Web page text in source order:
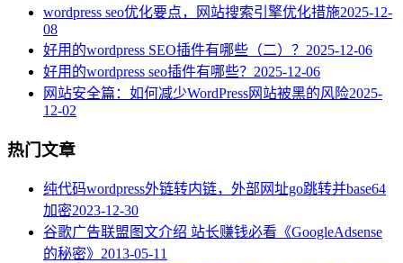
wordpress seo优化要点，网站搜索引擎优化措施2025-12-
08
好用的wordpress SEO插件有哪些（二）？ 2025-12-06
好用的wordpress seo插件有哪些？ 2025-12-06
网站安全篇：如何减少WordPress网站被黑的风险2025-
12-02
热门文章
纯代码wordpress外链转内链，外部网址go跳转并base64
加密2023-12-30
谷歌广告联盟图文介绍 站长赚钱必看《GoogleAdsense
的秘密》 2013-05-11